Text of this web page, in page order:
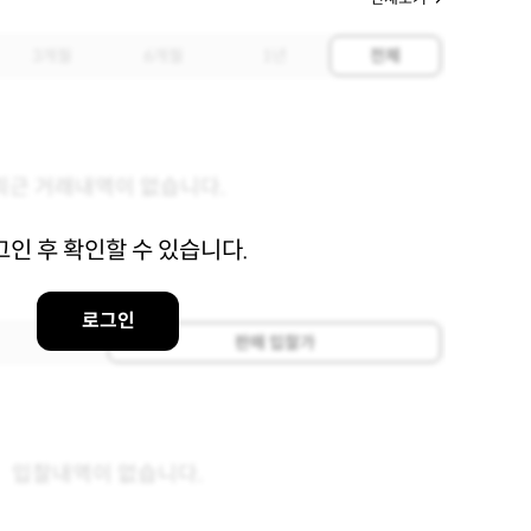
인 후 확인할 수 있습니다.
로그인
전체
판매 입찰가